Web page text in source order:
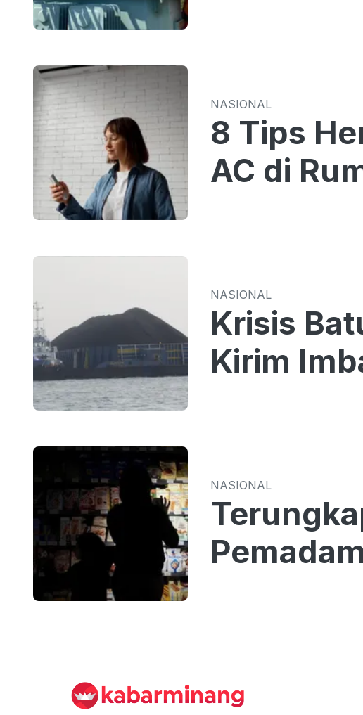
NASIONAL
8 Tips
AC di
NASIONAL
Krisis
Kirim
NASIONAL